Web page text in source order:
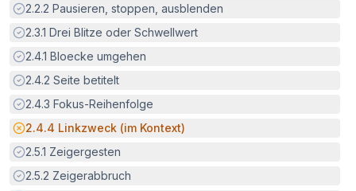
Erfüllt:
2.2.2 Pausieren, stoppen, ausblenden
Erfüllt:
2.3.1 Drei Blitze oder Schwellwert
Erfüllt:
2.4.1 Bloecke umgehen
Erfüllt:
2.4.2 Seite betitelt
Erfüllt:
2.4.3 Fokus-Reihenfolge
Potenzielle Barriere:
2.4.4 Linkzweck (im Kontext)
Erfüllt:
2.5.1 Zeigergesten
Erfüllt:
2.5.2 Zeigerabbruch